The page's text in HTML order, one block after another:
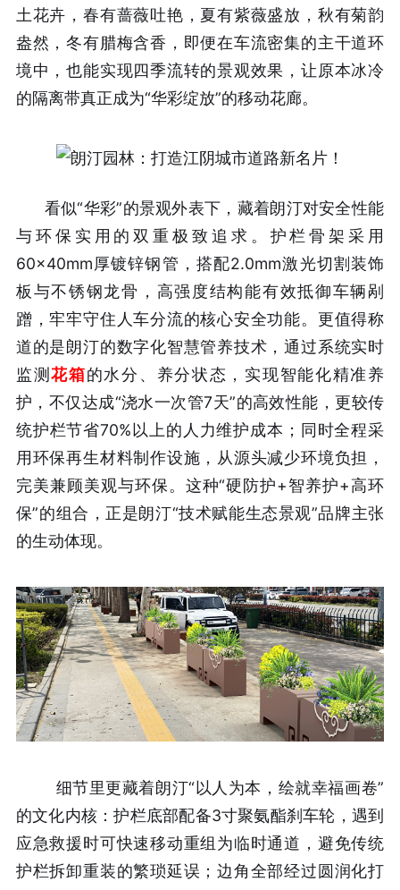
土花卉，春有蔷薇吐艳，夏有紫薇盛放，秋有菊韵
盎然，冬有腊梅含香，即便在车流密集的主干道环
境中，也能实现四季流转的景观效果，让原本冰冷
的隔离带真正成为“华彩绽放”的移动花廊。
看似“华彩”的景观外表下，藏着朗汀对安全性能
与环保实用的双重极致追求。护栏骨架采用
60×40mm厚镀锌钢管，搭配2.0mm激光切割装饰
板与不锈钢龙骨，高强度结构能有效抵御车辆剐
蹭，牢牢守住人车分流的核心安全功能。更值得称
道的是朗汀的数字化智慧管养技术，通过系统实时
监测花箱的水分、养分状态，实现智能化精准养
护，不仅达成“浇水一次管7天”的高效性能，更较传
统护栏节省70%以上的人力维护成本；同时全程采
用环保再生材料制作设施，从源头减少环境负担，
完美兼顾美观与环保。这种“硬防护+智养护+高环
保”的组合，正是朗汀“技术赋能生态景观”品牌主张
的生动体现。
细节里更藏着朗汀“以人为本，绘就幸福画卷”
的文化内核：护栏底部配备3寸聚氨酯刹车轮，遇到
应急救援时可快速移动重组为临时通道，避免传统
护栏拆卸重装的繁琐延误；边角全部经过圆润化打